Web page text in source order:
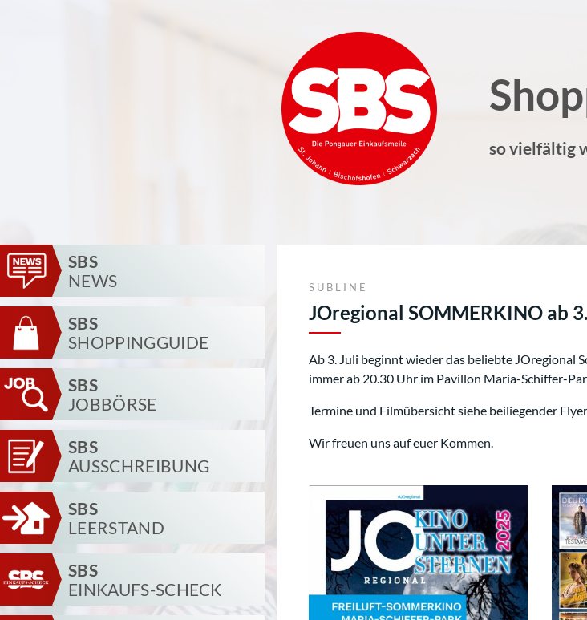
so vielfältig
SBS
NEWS
SBS
SHOPPINGGUIDE
SBS
JOBBÖRSE
SBS
AUSSCHREIBUNG
SBS
LEERSTAND
SBS
EINKAUFS-SCHECK
SUBLINE
JOregional SOMMERKINO ab
Ab 3. Juli beginnt wieder das beliebte JOregional
immer ab 20.30 Uhr im Pavillon Maria-Schiffer-
Termine und Filmübersicht siehe beiliegender
Wir freuen uns auf euer Kommen.